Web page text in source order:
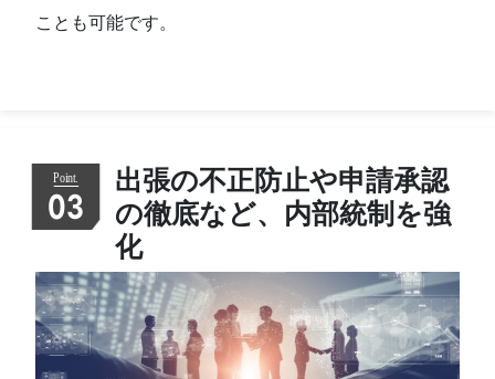
ことも可能です。
03
出張の不正防止や申請承認
の徹底など、内部統制を強
化